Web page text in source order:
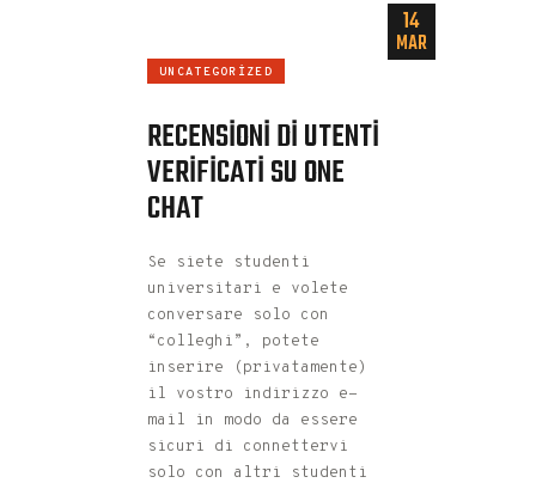
14
MAR
UNCATEGORIZED
RECENSIONI DI UTENTI
VERIFICATI SU ONE
CHAT
Se siete studenti
universitari e volete
conversare solo con
“colleghi”, potete
inserire (privatamente)
il vostro indirizzo e-
mail in modo da essere
sicuri di connettervi
solo con altri studenti